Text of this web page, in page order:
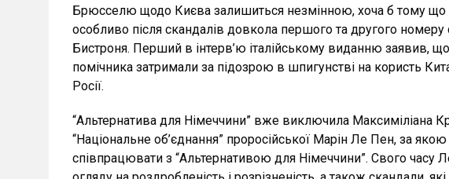
Брюсселю щодо Києва залишиться незмінною, хоча б тому що
особливо після скандалів довкола першого та другого
Бистроня. Перший в інтерв’ю італійському виданню заявив,
помічника затримали за підозрою в шпигунстві на користь
Росії.
“Альтернатива для Німеччини” вже виключила Максиміліана
“Національне об’єднання” проросійської Марін Ле Пен, за
співпрацювати з “Альтернативою для Німеччини”. Свого часу